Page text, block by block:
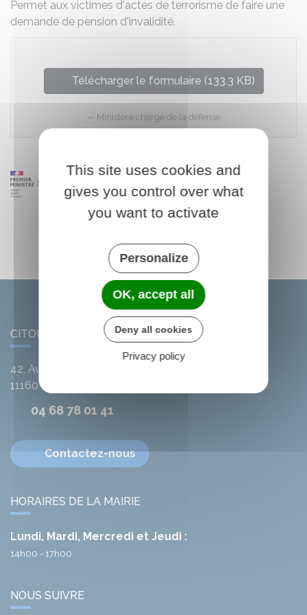
Permet aux victimes d'actes de terrorisme de faire une
demande de pension d'invalidité.
Télécharger le formulaire (133.3 KB)
Ministère chargé de la défense
CITOU
42, Avenue de l'Argent-Double
11160Citou
04 68 78 01 41
Contactez-nous
HORAIRES DE LA MAIRIE
Lundi, Mardi, Mercredi et Jeudi :
14h00 - 17h00
NOUS SUIVRE
This site uses cookies and
gives you control over what
you want to activate
Personalize
OK, accept all
Deny all cookies
Privacy policy